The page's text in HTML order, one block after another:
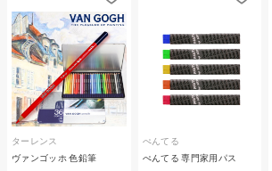
ターレンス
ヴァンゴッホ 色鉛筆
ぺんてる
ぺんてる 専門家用パス